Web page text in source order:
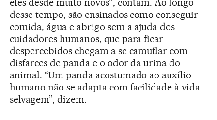
eles desde muito novos”, contam. Ao longo
desse tempo, são ensinados como conseguir
comida, água e abrigo sem a ajuda dos
cuidadores humanos, que para ficar
despercebidos chegam a se camuflar com
disfarces de panda e o odor da urina do
animal. “Um panda acostumado ao auxílio
humano não se adapta com facilidade à vida
selvagem”, dizem.